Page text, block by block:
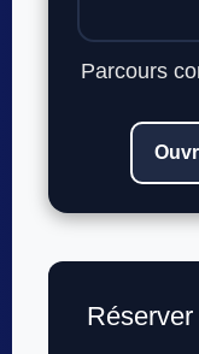
Parcours